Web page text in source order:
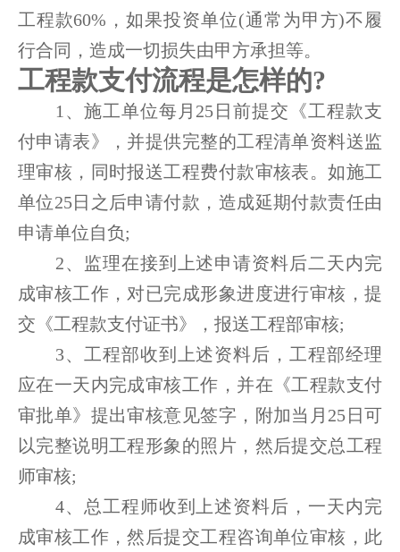
工程款60%，如果投资单位(通常为甲方)不履
行合同，造成一切损失由甲方承担等。
工程款支付流程是怎样的?
1、施工单位每月25日前提交《工程款支
付申请表》，并提供完整的工程清单资料送监
理审核，同时报送工程费付款审核表。如施工
单位25日之后申请付款，造成延期付款责任由
申请单位自负;
2、监理在接到上述申请资料后二天内完
成审核工作，对已完成形象进度进行审核，提
交《工程款支付证书》，报送工程部审核;
3、工程部收到上述资料后，工程部经理
应在一天内完成审核工作，并在《工程款支付
审批单》提出审核意见签字，附加当月25日可
以完整说明工程形象的照片，然后提交总工程
师审核;
4、总工程师收到上述资料后，一天内完
成审核工作，然后提交工程咨询单位审核，此